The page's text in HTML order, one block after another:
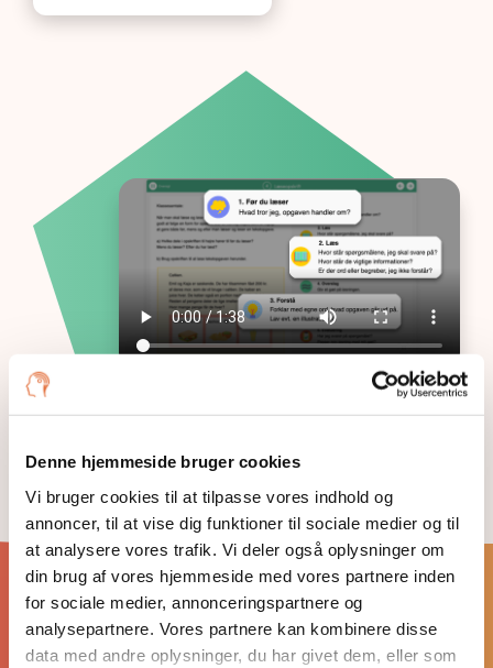
Denne hjemmeside bruger cookies
Vi bruger cookies til at tilpasse vores indhold og
annoncer, til at vise dig funktioner til sociale medier og til
at analysere vores trafik. Vi deler også oplysninger om
din brug af vores hjemmeside med vores partnere inden
for sociale medier, annonceringspartnere og
analysepartnere. Vores partnere kan kombinere disse
data med andre oplysninger, du har givet dem, eller som
Matematik direkte i